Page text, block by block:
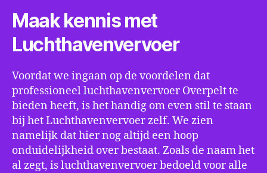
Maak kennis met
Luchthavenvervoer
Voordat we ingaan op de voordelen dat
professioneel luchthavenvervoer Overpelt te
bieden heeft, is het handig om even stil te staan
bij het Luchthavenvervoer zelf. We zien
namelijk dat hier nog altijd een hoop
onduidelijkheid over bestaat. Zoals de naam het
al zegt, is luchthavenvervoer bedoeld voor alle